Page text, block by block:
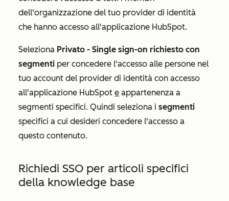
dell'organizzazione del tuo provider di identità
che hanno accesso all'applicazione HubSpot.
Seleziona Privato - Single sign-on richiesto con
segmenti per concedere l'accesso alle persone nel
tuo account del provider di identità con accesso
all'applicazione HubSpot e appartenenza a
segmenti specifici. Quindi seleziona i segmenti
specifici a cui desideri concedere l'accesso a
questo contenuto.
Richiedi SSO per articoli specifici
della knowledge base